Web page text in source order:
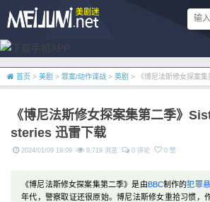
首页 > 美剧 > 罪案/动作谍战 > 英剧 > 《博尼法斯修女探案
《博尼法斯修女探案集第二季》
steries 迅雷下载
2024/01/09 19:09 9,719 浏览 0 评论 0 赞
《博尼法斯修女探案集第二季》是由BBC制作的犯罪
年代，警察取证还很原始。博尼法斯修女重拾习惯，